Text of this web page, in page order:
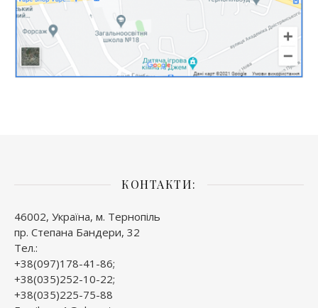
КОНТАКТИ:
46002, Україна, м. Тернопіль
пр. Степана Бандери, 32
Тел.:
+38(097)178-41-86;
+38(035)252-10-22;
+38(035)225-75-88